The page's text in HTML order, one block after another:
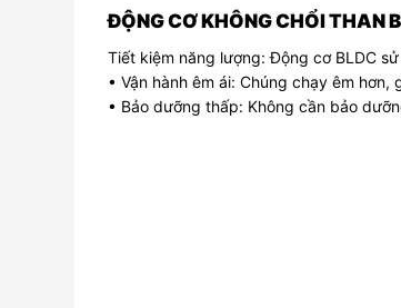
ĐỘNG CƠ KHÔNG CHỔI THAN
Tiết kiệm năng lượng: Động cơ BLDC
• Vận hành êm ái: Chúng chạy êm
• Bảo dưỡng thấp: Không cần bảo